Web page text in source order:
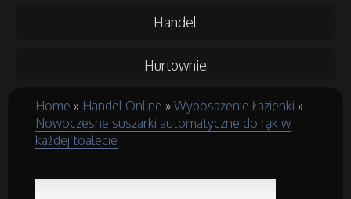
Handel
Hurtownie
Kredyty, Leasing
Home » Handel Online » Wyposażenie Łazienki »
Nowoczesne suszarki automatyczne do rąk w
każdej toalecie